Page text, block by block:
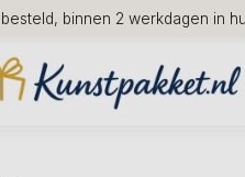
binnen 2 werkdagen in